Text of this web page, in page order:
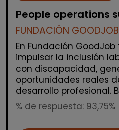
People operations
FUNDACIÓN GOODJOB
En Fundación
impulsar la inclusión
con discapacidad,
oportunidades reales
desarrollo profesional.
% de respuesta: 93,75%